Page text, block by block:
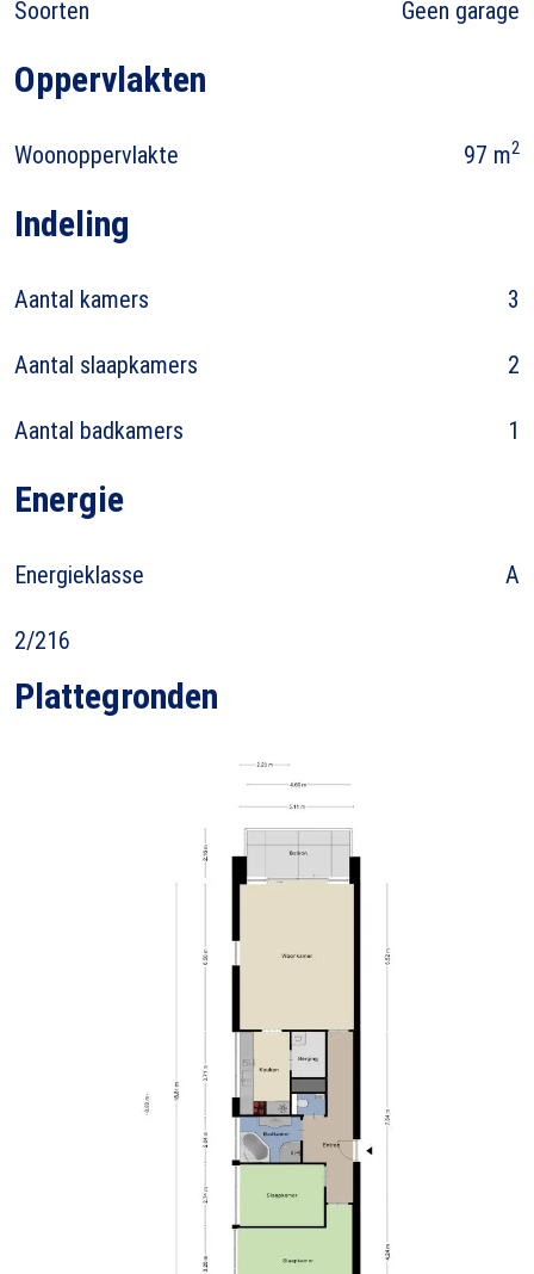
Soorten Geen garage
Oppervlakten
Woonoppervlakte 97 m2
Indeling
Aantal kamers 3
Aantal slaapkamers 2
Aantal badkamers 1
Energie
Energieklasse A
2/216
Plattegronden